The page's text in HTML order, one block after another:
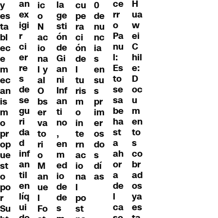
y
es
ta
bl
ec
e
m
ec
an
is
m
o
pr
op
ue
st
o
po
r
Su
an
ex
igi
r
ci
er
re
s
de
se
gu
ri
da
d
inf
an
til
en
líq
ui
ic
o
N
ac
io
na
l y
al
O
bs
er
va
to
ri
o
M
an
ue
l
Fo
la
ge
sti
ón
de
Gi
an
ni
Inf
an
ti
no
,
en
m
ed
io
de
de
s
cu
pe
ra
ci
ón
de
l
tu
ris
m
o
in
te
rn
ac
io
na
l
po
st
0
de
nu
nc
ia
s
en
su
s
pr
im
er
os
do
s
dí
as
ce
rr
o
Pa
nu
l:
Es
to
se
sa
be
ha
st
a
ah
or
a
de
l
ca
H
ua
w
ei
C
hil
e:
D
oc
u
m
en
to
s
co
br
ad
os
ya
es